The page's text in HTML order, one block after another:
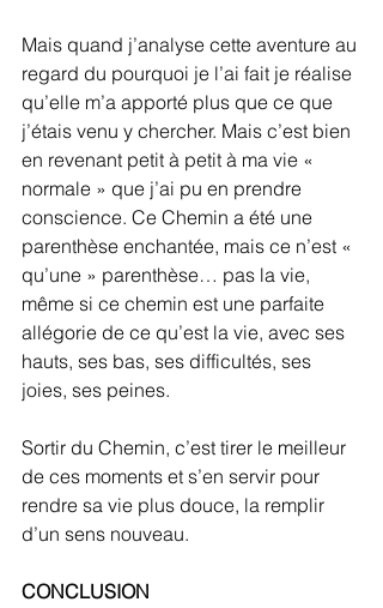
Mais quand j’analyse cette aventure au
regard du pourquoi je l’ai fait je réalise
qu’elle m’a apporté plus que ce que
j’étais venu y chercher. Mais c’est bien
en revenant petit à petit à ma vie «
normale » que j’ai pu en prendre
conscience. Ce Chemin a été une
parenthèse enchantée, mais ce n’est «
qu’une » parenthèse… pas la vie,
même si ce chemin est une parfaite
allégorie de ce qu’est la vie, avec ses
hauts, ses bas, ses difficultés, ses
joies, ses peines.
Sortir du Chemin, c’est tirer le meilleur
de ces moments et s’en servir pour
rendre sa vie plus douce, la remplir
d’un sens nouveau.
CONCLUSION